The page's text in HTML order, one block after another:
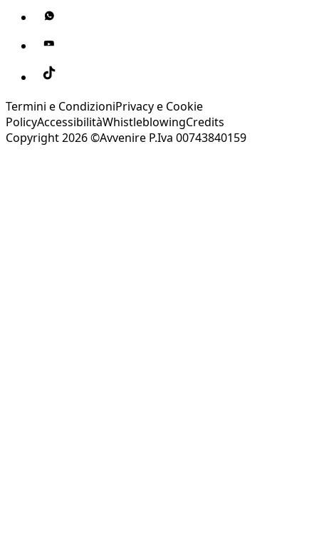
Termini e CondizioniPrivacy e Cookie
PolicyAccessibilitàWhistleblowingCredits
Copyright 2026 ©Avvenire P.Iva 00743840159